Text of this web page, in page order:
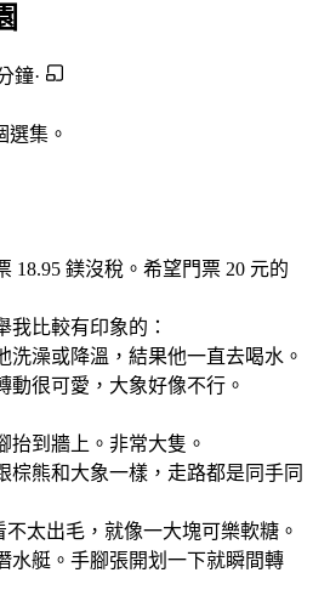
鐘·
選集。
18.95 鎂沒稅。希望門票 20 元的
我比較有印象的：
洗澡或降溫，結果他一直去喝水。
動很可愛，大象好像不行。
抬到牆上。非常大隻。
棕熊和大象一樣，走路都是同手同
太出毛，就像一大塊可樂軟糖。
水艇。手腳張開划一下就瞬間轉